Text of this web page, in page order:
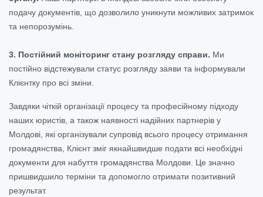
подачу документів, що дозволило уникнути можливих затримок
та непорозумінь.
3. Постійний моніторинг стану розгляду справи. Ми
постійно відстежували статус розгляду заяви та інформували
Клієнтку про всі зміни.
Завдяки чіткій організації процесу та професійному підходу
наших юристів, а також наявності надійних партнерів у
Молдові, які організували супровід всього процесу отримання
громадянства, Клієнт зміг якнайшвидше подати всі необхідні
документи для набуття громадянства Молдови. Це значно
пришвидшило терміни та допомогло отримати позитивний
результат.